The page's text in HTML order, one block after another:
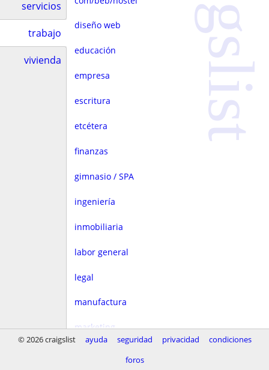
servicios
trabajo
vivienda
diseño web
educación
empresa
escritura
etcétera
finanzas
gimnasio / SPA
ingeniería
inmobiliaria
labor general
legal
manufactura
marketing
© 2026 craigslist ayuda seguridad privacidad
condiciones
foros